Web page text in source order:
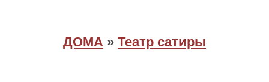
ДОМА » Театр сатиры